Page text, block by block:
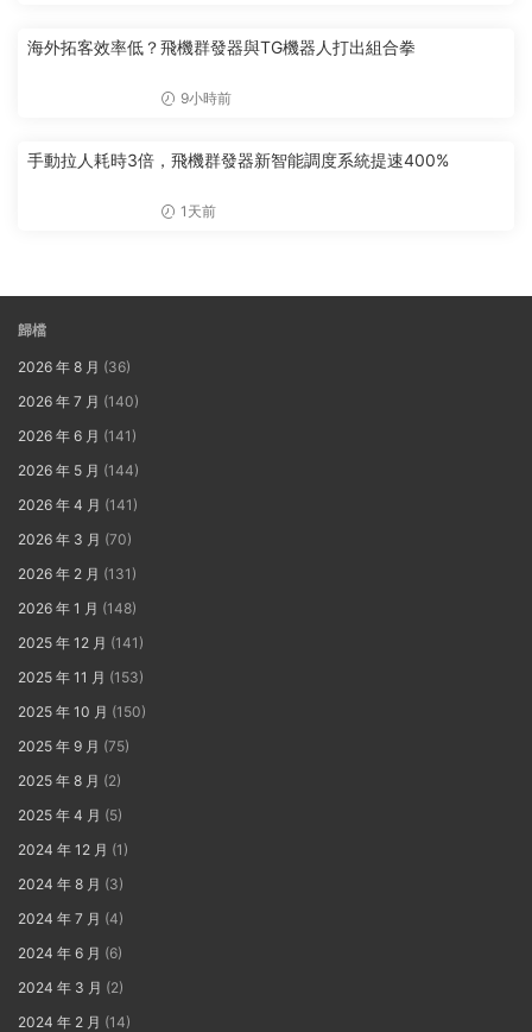
海外拓客效率低？飛機群發器與TG機器人打出組合拳
9小時前
手動拉人耗時3倍，飛機群發器新智能調度系統提速400%
1天前
歸檔
2026 年 8 月 (36)
2026 年 7 月 (140)
2026 年 6 月 (141)
2026 年 5 月 (144)
2026 年 4 月 (141)
2026 年 3 月 (70)
2026 年 2 月 (131)
2026 年 1 月 (148)
2025 年 12 月 (141)
2025 年 11 月 (153)
2025 年 10 月 (150)
2025 年 9 月 (75)
2025 年 8 月 (2)
2025 年 4 月 (5)
2024 年 12 月 (1)
2024 年 8 月 (3)
2024 年 7 月 (4)
2024 年 6 月 (6)
2024 年 3 月 (2)
2024 年 2 月 (14)